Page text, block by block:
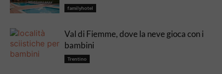
familyhotel
Val di Fiemme, dove la neve gioca con i
bambini
Trentino